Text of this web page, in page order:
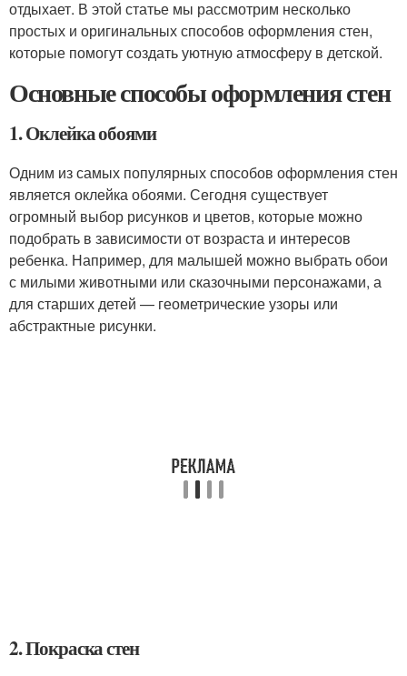
отдыхает. В этой статье мы рассмотрим несколько
простых и оригинальных способов оформления стен,
которые помогут создать уютную атмосферу в детской.
Основные способы оформления стен
1. Оклейка обоями
Одним из самых популярных способов оформления стен
является оклейка обоями. Сегодня существует
огромный выбор рисунков и цветов, которые можно
подобрать в зависимости от возраста и интересов
ребенка. Например, для малышей можно выбрать обои
с милыми животными или сказочными персонажами, а
для старших детей — геометрические узоры или
абстрактные рисунки.
2. Покраска стен